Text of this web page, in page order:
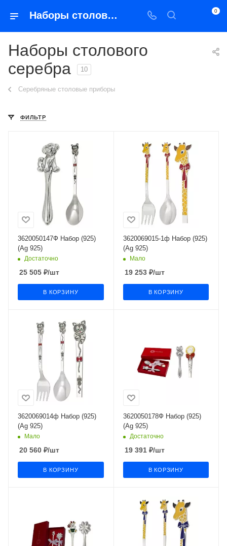
Наборы столового серебра 0
Наборы столового
серебра
10
Серебряные столовые приборы
ФИЛЬТР
3620050147Ф Набор (925)
(Ag 925)
Достаточно
25 505 ₽/шт
В КОРЗИНУ
3620069015-1ф Набор (925)
(Ag 925)
Мало
19 253₽/шт
В КОРЗИНУ
3620069014ф Набор (925)
(Ag 925)
Мало
20 560 ₽/шт
В КОРЗИНУ
3620050178Ф Набор (925)
(Ag 925)
Достаточно
19 391₽/шт
В КОРЗИНУ